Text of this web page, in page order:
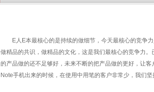
E人E本最核心的是持续的做细节，今天最核心的竞争力
做精品的共识，做精品的文化，这是我们最核心的竞争力
的产品做的还不足够好，未来不断的把产品做的更好，让
Note手机出来的时候，在使用中用笔的客户非常少，我们